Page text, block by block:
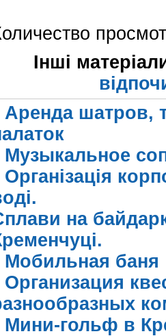
Інші
Аренда шатров,
Музыкальное
Організація
на
Мобильная баня
Организация
Мини-гольф в